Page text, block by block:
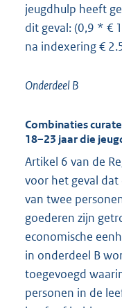
jeugdhulp heeft
dit geval: (0,9 * €
na indexering €
Onderdeel B
Combinaties
18–23 jaar die
Artikel 6 van de
voor het geval
van twee
goederen zijn
economische
in onderdeel B
toegevoegd
personen in de